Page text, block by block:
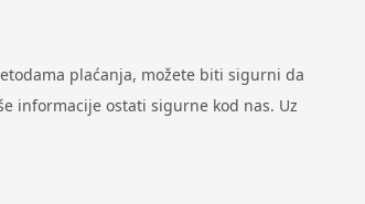
plaćanja, možete biti sigurni da
informacije ostati sigurne kod nas. Uz